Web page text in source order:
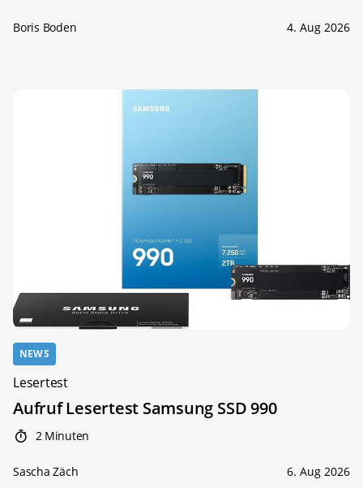
Boris Boden 4. Aug 2026
NEWS
Lesertest
Aufruf Lesertest Samsung SSD 990
2 Minuten
Sascha Zäch 6. Aug 2026